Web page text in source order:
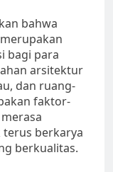
bahwa
bagi para
arsitektur
dan ruang-
faktor-
berkarya
berkualitas.